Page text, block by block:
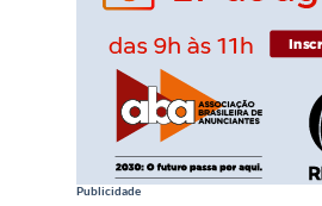
Publicidade